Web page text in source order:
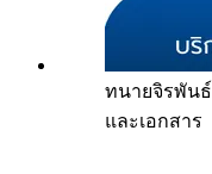
ทนายจิรพันธ์
และเอกสาร